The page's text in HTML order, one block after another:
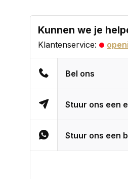
Kunnen we je
Klantenservice:
Bel ons
Stuur ons een
Stuur ons een